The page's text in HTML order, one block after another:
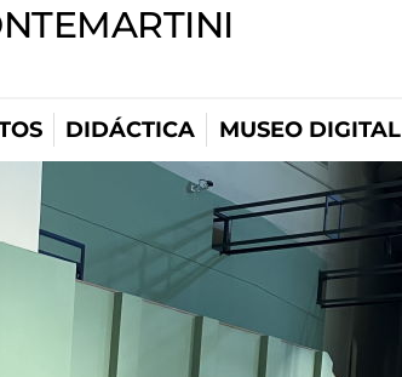
DIDÁCTICA MUSEO DIGITAL